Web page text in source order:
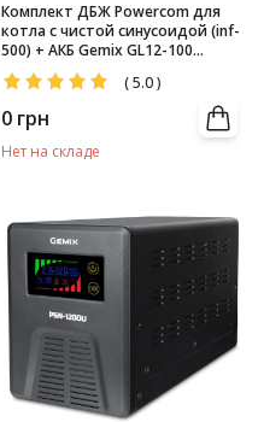
Комплект ДБЖ Powercom для
котла с чистой синусоидой (inf-
500) + АКБ Gemix GL12-100
(12V/100Ач)
(5.0)
0 грн
Нет на складе